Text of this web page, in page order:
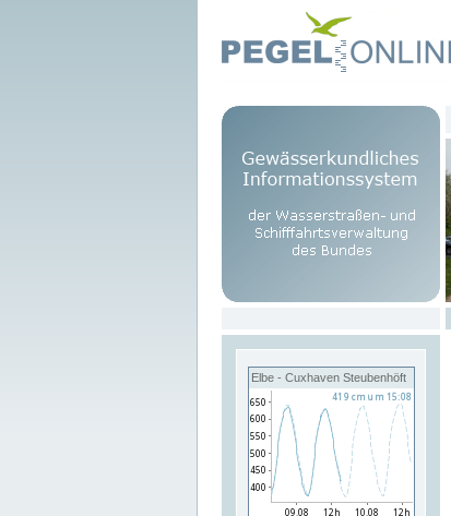
Elbe - Cuxhaven Steubenhöft